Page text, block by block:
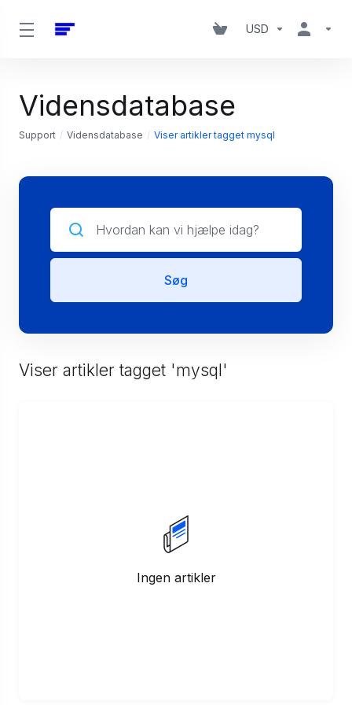
USD
Vidensdatabase
Support Vidensdatabase Viser artikler tagget mysql
Søg
Viser artikler tagget 'mysql'
Ingen artikler